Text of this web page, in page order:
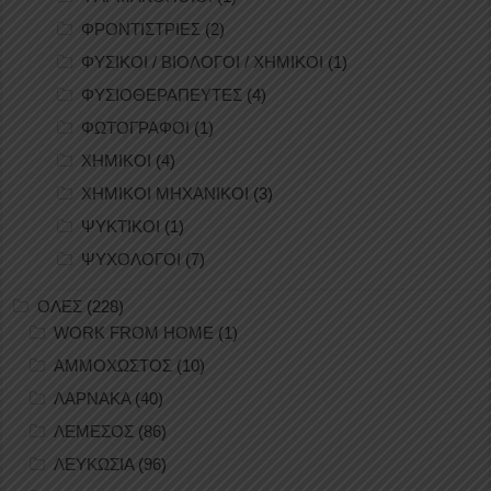
ΦΡΟΝΤΙΣΤΡΙΕΣ (2)
ΦΥΣΙΚΟΙ / ΒΙΟΛΟΓΟΙ / ΧΗΜΙΚΟΙ (1)
ΦΥΣΙΟΘΕΡΑΠΕΥΤΕΣ (4)
ΦΩΤΟΓΡΑΦΟΙ (1)
ΧΗΜΙΚΟΙ (4)
ΧΗΜΙΚΟΙ ΜΗΧΑΝΙΚΟΙ (3)
ΨΥΚΤΙΚΟΙ (1)
ΨΥΧΟΛΟΓΟΙ (7)
ΟΛΕΣ (228)
WORK FROM HOME (1)
ΑΜΜΟΧΩΣΤΟΣ (10)
ΛΑΡΝΑΚΑ(40)
ΛΕΜΕΣΟΣ (86)
ΛΕΥΚΩΣΙΑ(96)